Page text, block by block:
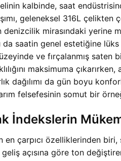
kalbinde, saat
geleneksel 316L
denizcilik mirasındaki
saatin genel estetiğine
ve fırçalanmış
maksimuma
dağılımı da gün boyu
felsefesinin somut bir
İndekslerin
çarpıcı özelliklerinden
açısına göre ton